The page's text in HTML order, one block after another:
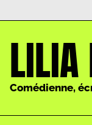
LILIA
Comédienne,